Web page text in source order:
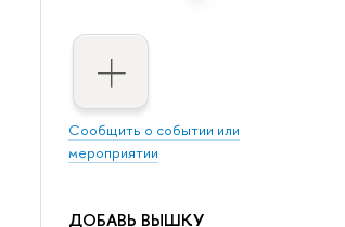
Сообщить о событии или
мероприятии
ДОБАВЬ ВЫШКУ